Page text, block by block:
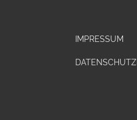
IMPRESSUM